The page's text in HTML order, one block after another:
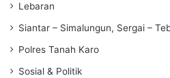
Lebaran
Siantar – Simalungun, Sergai –
Polres Tanah Karo
Sosial & Politik